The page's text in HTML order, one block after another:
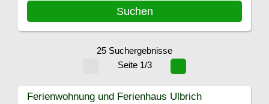
25 Suchergebnisse
Seite 1/3
Ferienwohnung und Ferienhaus Ulbrich